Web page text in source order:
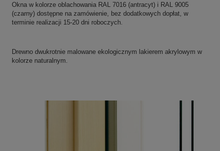
Okna w kolorze oblachowania RAL 7016 (antracyt) i RAL 9005
(czarny) dostępne na zamówienie, bez dodatkowych dopłat, w
terminie realizacji 15-20 dni roboczych.
Drewno dwukrotnie malowane ekologicznym lakierem akrylowym w
kolorze naturalnym.